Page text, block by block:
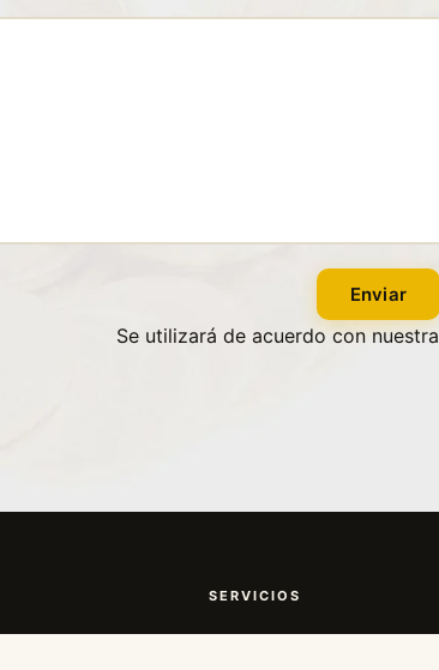
Enviar
Se utilizará de acuerdo con nuestra
SERVICIOS